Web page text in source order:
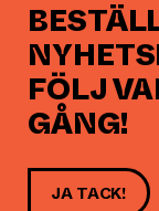
FÖLJ
GÅNG!
JA TACK!